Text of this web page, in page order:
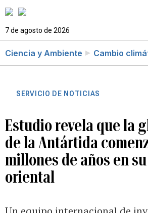
7 de agosto de 2026
Ciencia y Ambiente Cambio
SERVICIO DE NOTICIAS
Estudio revela que la
de la Antártida
millones de años en
oriental